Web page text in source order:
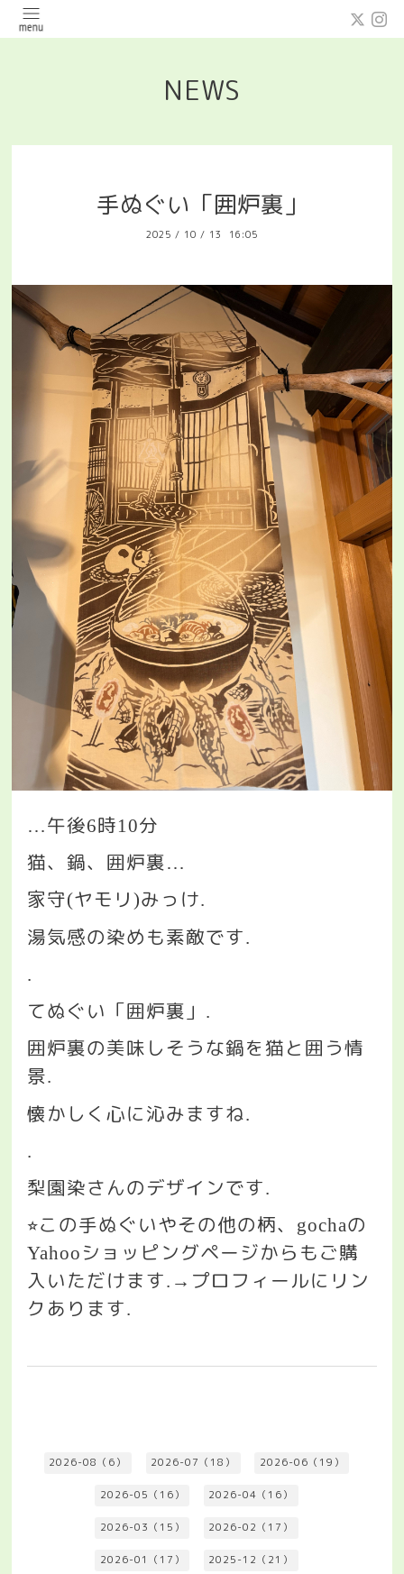
NEWS
手ぬぐい「囲炉裏」
2025 / 10 / 13 16:05
…午後6時10分
猫、鍋、囲炉裏…
家守(ヤモリ)みっけ.
湯気感の染めも素敵です.
.
てぬぐい「囲炉裏」 .
囲炉裏の美味しそうな鍋を猫と囲う情
景.
懐かしく心に沁みますね.
.
梨園染さんのデザインです.
⭐︎この手ぬぐいやその他の柄、 gochaの
Yahoo ショッピングページからもご購
入いただけます.→ プロフィールにリン
クあります.
2026-08（6） 2026-07（18） 2026-06（19）
2026-05（16） 2026-04（16）
2026-03（15） 2026-02（17）
2026-01（17） 2025-12（21）